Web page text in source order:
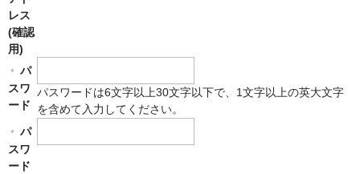
レス
(確認
用)
＊ パ
スワ
ード
パスワードは6文字以上30文字以下で、1文字以上の英大文字
を含めて入力してください。
＊ パ
スワ
ード